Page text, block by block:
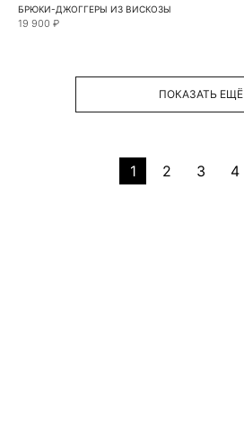
БРЮКИ-ДЖОГГЕРЫ ИЗ ВИСКОЗЫ
19 900 ₽
ПОКАЗАТЬ ЕЩЁ
1 2 3 4